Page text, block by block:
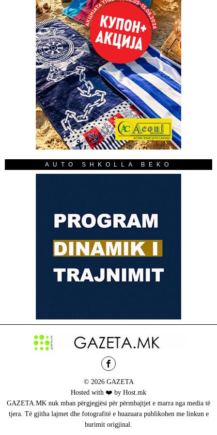
AUTO SHKOLLA BEKO
© 2026 GAZETA
Hosted with ❤️ by Host.mk
GAZETA.MK nuk mban përgjegjësi për përmbajtjet e marra nga media të
tjera. Të gjitha lajmet dhe fotografitë e huazuara publikohen me linkun e
burimit origjinal.